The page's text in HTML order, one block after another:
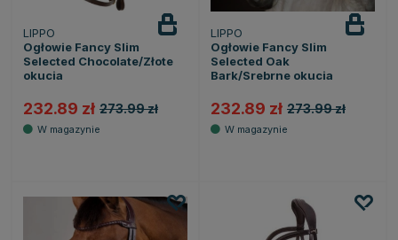
LIPPO
Ogłowie Fancy Slim
Selected Chocolate/Złote
okucia
232.89 zł 273.99 zł
LIPPO
Ogłowie Fancy Slim
Selected Oak
Bark/Srebrne okucia
232.89 zł 273.99 zł